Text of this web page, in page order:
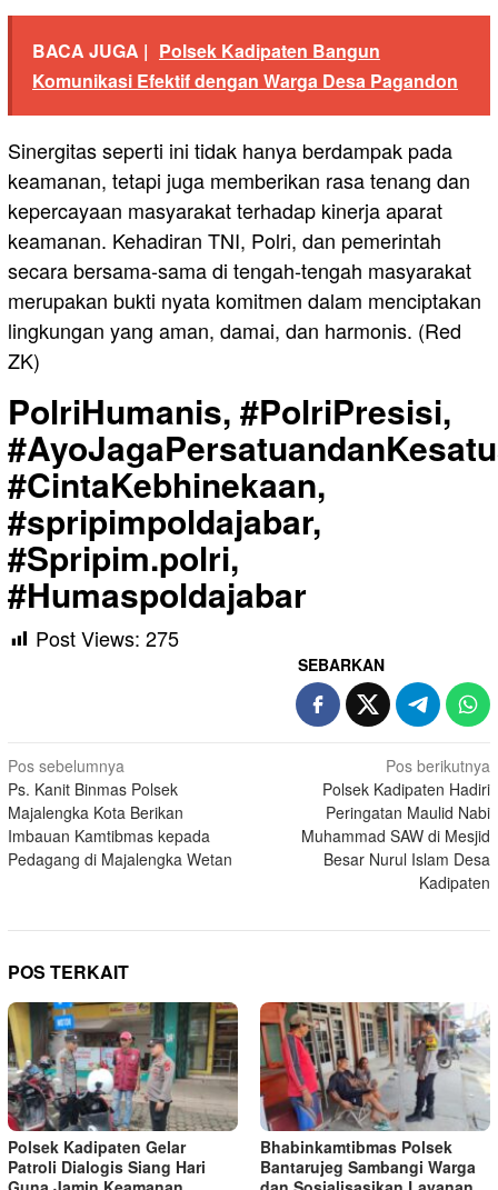
BACA JUGA | Polsek Kadipaten Bangun
Komunikasi Efektif dengan Warga Desa Pagandon
Sinergitas seperti ini tidak hanya berdampak pada
keamanan, tetapi juga memberikan rasa tenang dan
kepercayaan masyarakat terhadap kinerja aparat
keamanan. Kehadiran TNI, Polri, dan pemerintah
secara bersama-sama di tengah-tengah masyarakat
merupakan bukti nyata komitmen dalam menciptakan
lingkungan yang aman, damai, dan harmonis. (Red
ZK)
PolriHumanis, #PolriPresisi,
#CintaKebhinekaan,
#spripimpoldajabar,
#Spripim.polri,
#Humaspoldajabar
Post Views: 275
SEBARKAN
Navigasi
pos
Pos sebelumnya
Ps. Kanit Binmas Polsek
Majalengka Kota Berikan
Imbauan Kamtibmas kepada
Pedagang di Majalengka Wetan
Pos berikutnya
Polsek Kadipaten Hadiri
Peringatan Maulid Nabi
Muhammad SAW di Mesjid
Besar Nurul Islam Desa
Kadipaten
POS TERKAIT
Polsek Kadipaten Gelar
Patroli Dialogis Siang Hari
Bhabinkamtibmas Polsek
Bantarujeg Sambangi Warga